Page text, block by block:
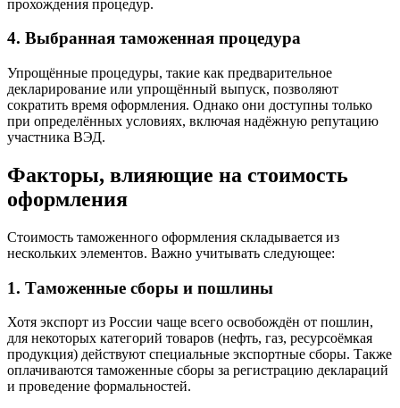
прохождения процедур.
4. Выбранная таможенная процедура
Упрощённые процедуры, такие как предварительное
декларирование или упрощённый выпуск, позволяют
сократить время оформления. Однако они доступны только
при определённых условиях, включая надёжную репутацию
участника ВЭД.
Факторы, влияющие на стоимость
оформления
Стоимость таможенного оформления складывается из
нескольких элементов. Важно учитывать следующее:
1. Таможенные сборы и пошлины
Хотя экспорт из России чаще всего освобождён от пошлин,
для некоторых категорий товаров (нефть, газ, ресурсоёмкая
продукция) действуют специальные экспортные сборы. Также
оплачиваются таможенные сборы за регистрацию деклараций
и проведение формальностей.